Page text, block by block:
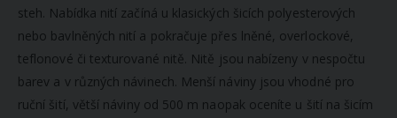
steh. Nabídka nití začíná u klasických šicích polyesterových
nebo bavlněných nití a pokračuje přes lněné, overlockové,
teflonové či texturované nitě. Nitě jsou nabízeny v nespočtu
barev a v různých návinech. Menší náviny jsou vhodné pro
ruční šití, větší náviny od 500 m naopak oceníte u šití na šicím